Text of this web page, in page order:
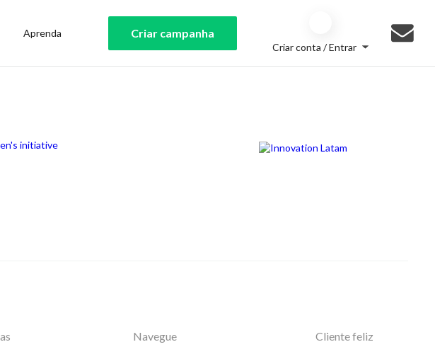
Aprenda Criar campanha
Criar conta / Entrar
Navegue Cliente feliz